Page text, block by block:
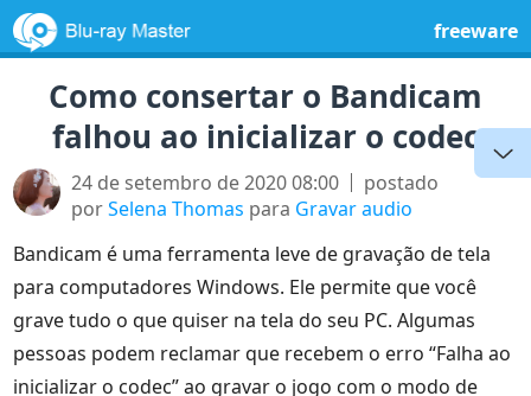
freeware
Como consertar o Bandicam
falhou ao inicializar o codec
24 de setembro de 2020 08:00
postado
porSelena Thomas para Gravar audio
Bandicam é uma ferramenta leve de gravação de tela
para computadores Windows. Ele permite que você
grave tudo o que quiser na tela do seu PC. Algumas
pessoas podem reclamar que recebem o erro “Falha ao
inicializar o codec” ao gravar o jogo com o modo de